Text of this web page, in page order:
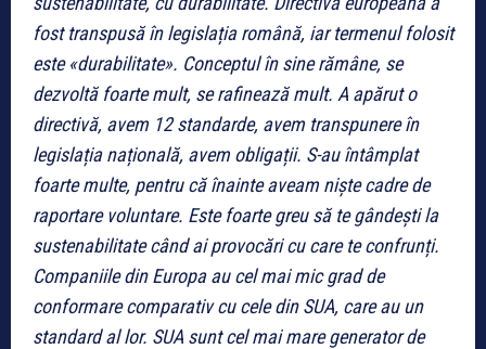
fost transpusă în legislația română, iar termenul folosit
este «durabilitate». Conceptul în sine rămâne, se
dezvoltă foarte mult, se rafinează mult. A apărut o
directivă, avem 12 standarde, avem transpunere în
legislația națională, avem obligații. S-au întâmplat
foarte multe, pentru că înainte aveam niște cadre de
raportare voluntare. Este foarte greu să te gândești la
sustenabilitate când ai provocări cu care te confrunți.
Companiile din Europa au cel mai mic grad de
conformare comparativ cu cele din SUA, care au un
standard al lor. SUA sunt cel mai mare generator de